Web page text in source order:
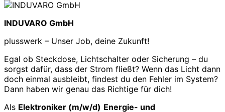
INDUVARO GmbH
plusswerk – Unser Job, deine Zukunft!
Egal ob Steckdose, Lichtschalter oder Sicherung – du
sorgst dafür, dass der Strom fließt? Wenn das Licht dann
doch einmal ausbleibt, findest du den Fehler im System?
Dann haben wir genau das Richtige für dich!
Als Elektroniker (m/w/d) Energie- und